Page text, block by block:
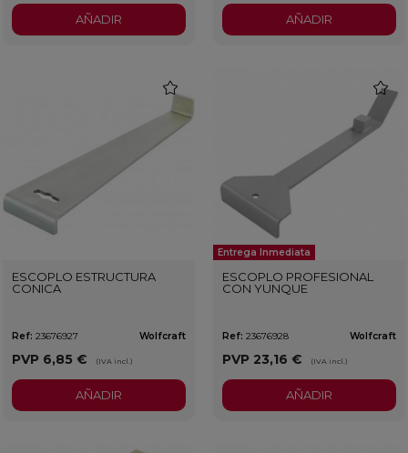
AÑADIR AÑADIR
ESCOPLO ESTRUCTURA
CONICA
Ref: 23676927 Wolfcraft
PVP 6,85 € (IVA incl.)
AÑADIR
Entrega Inmediata
ESCOPLO PROFESIONAL
CON YUNQUE
Ref: 23676928 Wolfcraft
PVP 23,16 € (IVA incl.)
AÑADIR